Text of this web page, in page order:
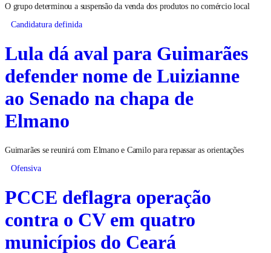
O grupo determinou a suspensão da venda dos produtos no comércio local
Candidatura definida
Lula dá aval para Guimarães
defender nome de Luizianne
ao Senado na chapa de
Elmano
Guimarães se reunirá com Elmano e Camilo para repassar as orientações
Ofensiva
PCCE deflagra operação
contra o CV em quatro
municípios do Ceará